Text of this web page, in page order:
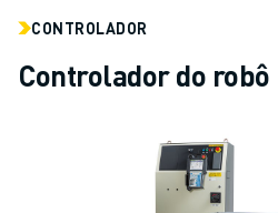
CONTROLADOR
Controlador do robô